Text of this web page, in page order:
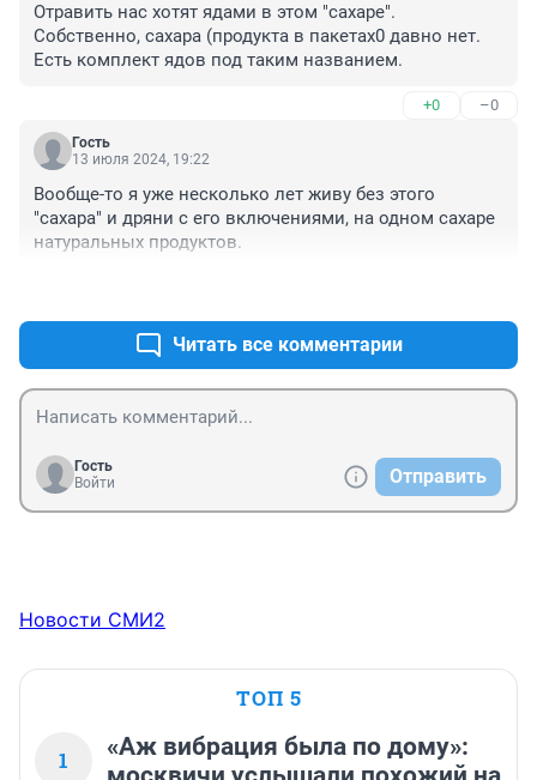
Отравить нас хотят ядами в этом "сахаре".
Собственно, сахара (продукта в пакетах0 давно нет.
Есть комплект ядов под таким названием.
+0 –0
Гость
13 июля 2024, 19:22
Вообще-то я уже несколько лет живу без этого
"сахара" и дряни с его включениями, на одном сахаре
натуральных продуктов.
Читать все комментарии
Гость
Войти
Отправить
Новости СМИ2
ТОП 5
1
«Аж вибрация была по дому»: